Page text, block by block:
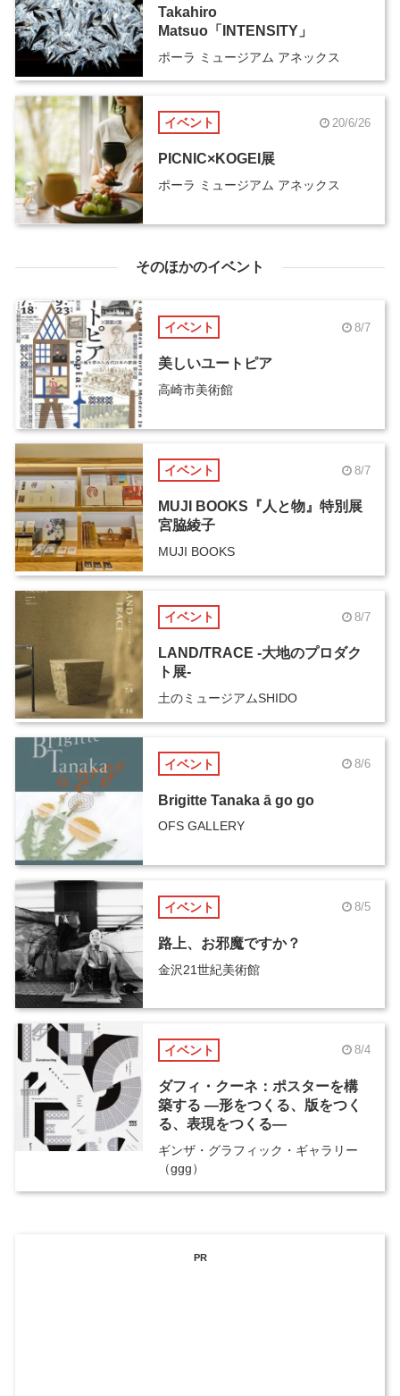
Takahiro
Matsuo「INTENSITY」
ポーラ ミュージアム アネックス
イベント 20/6/26
PICNIC×KOGEI展
ポーラ ミュージアム アネックス
そのほかのイベント
イベント 8/7
美しいユートピア
高崎市美術館
イベント 8/7
MUJI BOOKS『人と物』特別展
宮脇綾子
MUJI BOOKS
イベント 8/7
LAND/TRACE -大地のプロダク
ト展-
土のミュージアムSHIDO
イベント 8/6
Brigitte Tanaka ā go go
OFS GALLERY
イベント 8/5
路上、お邪魔ですか？
金沢21世紀美術館
イベント 8/4
ダフィ・クーネ：ポスターを構
築する ―形をつくる、版をつく
る、表現をつくる―
ギンザ・グラフィック・ギャラリー
（ggg）
PR